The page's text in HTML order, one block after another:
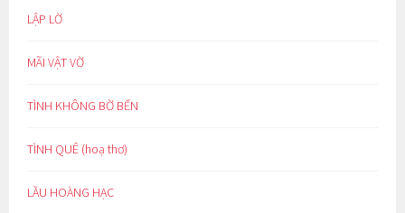
LẬP LỜ
MÃI VẬT VỜ
TÌNH KHÔNG BỜ BẾN
TÌNH QUÊ (hoạ thơ)
LẦU HOÀNG HẠC